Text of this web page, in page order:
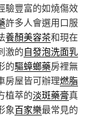
驗豐富的如燒傷效
許多人會選用口服
養顏美容茶和現在
激的自發泡洗面乳
的驅蟑螂藥房裡無
房屋皆可辦理燃脂
植萃的淡斑藥膏真
象百家樂最常見的